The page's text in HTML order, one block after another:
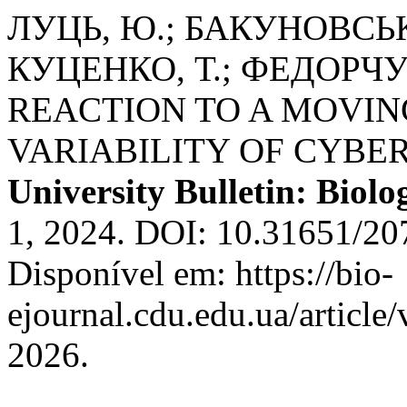
ЛУЦЬ, Ю.;
КУЦЕНКО, Т.;
REACTION TO A
VARIABILITY OF
University Bulletin:
1, 2024. DOI: 10.31651/
Disponível em: https://bio-
ejournal.cdu.edu.ua/
2026.